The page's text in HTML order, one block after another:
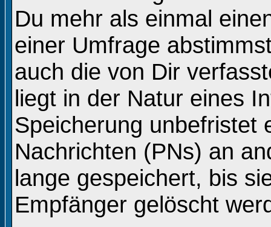
Du mehr als einmal
einer Umfrage
auch die von Dir
liegt in der Natur eines
Speicherung unbefristet
Nachrichten (PNs) an
lange gespeichert, bis
Empfänger gelöscht